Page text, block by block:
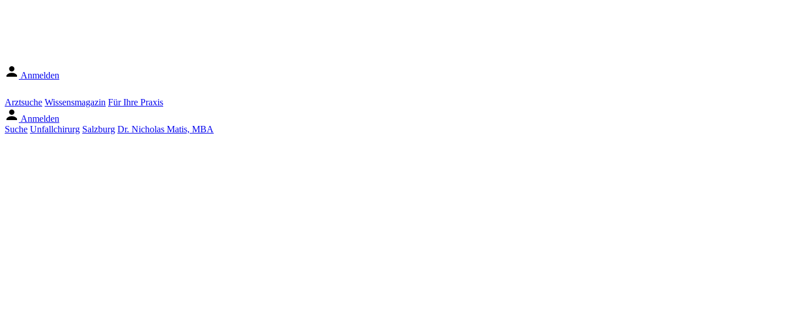
Anmelden
Arztsuche Wissensmagazin Für Ihre Praxis
Anmelden
Suche Unfallchirurg Salzburg Dr. Nicholas Matis, MBA